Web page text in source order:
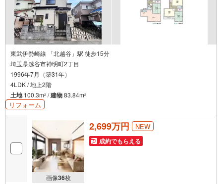
◇ホットハート紹介制度◇
お知り合いの方を新たにご紹介いただき、ご契約になりますと素敵な特典
を差し上げます。
ご紹介者様には で10万円、ご契約者様にはダイソンサイクロン掃除機等を
プレゼント♪
（特典は当社一定基準を設けております。詳しくはお問合せ下さい）
◇お子様がいるお客様でも安心◇
キッズスペース完備。
チャイルドシートも完備しているので、必要の際はお声掛け下さい。
東武伊勢崎線 「北越谷」駅 徒歩15分
埼玉県越谷市神明町2丁目
1996年7月（築31年）
4LDK / 地上2階
土地100.3m2 /建物83.84m2
リフォーム
画像36枚
2,699万円 NEW
成約でもらえる